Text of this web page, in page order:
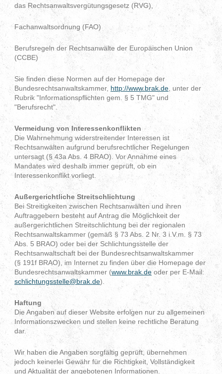
das Rechtsanwaltsvergütungsgesetz (RVG),
Fachanwaltsordnung (FAO)
Berufsregeln der Rechtsanwälte der Europäischen Union
(CCBE)
Sie finden diese Normen auf der Homepage der
Bundesrechtsanwaltskammer, http://www.brak.de , unter der
Rubrik "Informationspflichten gem. § 5 TMG" und
"Berufsrecht".
Vermeidung von Interessenkonflikten
Die Wahrnehmung widerstreitender Interessen ist
Rechtsanwälten aufgrund berufsrechtlicher Regelungen
untersagt (§ 43a Abs. 4 BRAO). Vor Annahme eines
Mandates wird deshalb immer geprüft, ob ein
Interessenkonflikt vorliegt.
Außergerichtliche Streitschlichtung
Bei Streitigkeiten zwischen Rechtsanwälten und ihren
Auftraggebern besteht auf Antrag die Möglichkeit der
außergerichtlichen Streitschlichtung bei der regionalen
Rechtsanwaltskammer (gemäß § 73 Abs. 2 Nr. 3 i.V.m. § 73
Abs. 5 BRAO) oder bei der Schlichtungsstelle der
Rechtsanwaltschaft bei der Bundesrechtsanwaltskammer
(§ 191f BRAO), im Internet zu finden über die Homepage der
Bundesrechtsanwaltskammer (www.brak.deoder per E-Mail:
schlichtungsstelle@brak.de).
Haftung
Die Angaben auf dieser Website erfolgen nur zu allgemeinen
Informationszwecken und stellen keine rechtliche Beratung
dar.
Wir haben die Angaben sorgfältig geprüft, übernehmen
jedoch keinerlei Gewähr für die Richtigkeit, Vollständigkeit
und Aktualität der angebotenen Informationen.